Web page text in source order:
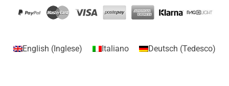
English (Inglese) Italiano Deutsch (Tedesco)